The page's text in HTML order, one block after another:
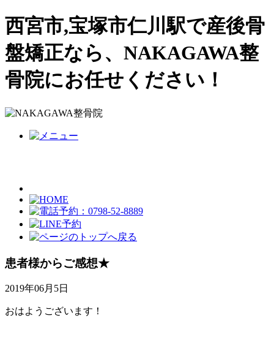
西宮市,宝塚市仁川駅で産後骨
盤矯正なら、NAKAGAWA整
骨院にお任せください！
患者様からご感想★
2019年06月5日
おはようございます！